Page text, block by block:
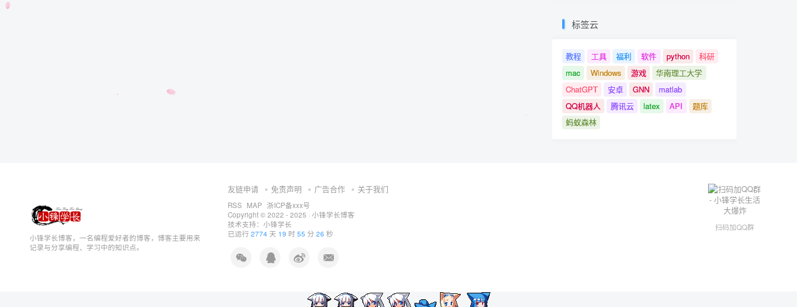
标签云
教程 工具 福利 软件 python
科研
mac
Windows 游戏
华南理工大学
ChatGPT
安卓 GNN
matlab
QQ机器人
腾讯云 latex API
题库
蚂蚁森林
小锋学长博客，一名编程爱好者的博客，博客主要用来
记录与分享编程、学习中的知识点。
友链申请 免责声明 广告合作 关于我们
RSS MAP 浙ICP备xxx号
Copyright © 2022 - 2025 · 小锋学长博客
技术支持： 小锋学长
已运行 2774 天 19 时 55 分 26 秒
扫码加QQ群